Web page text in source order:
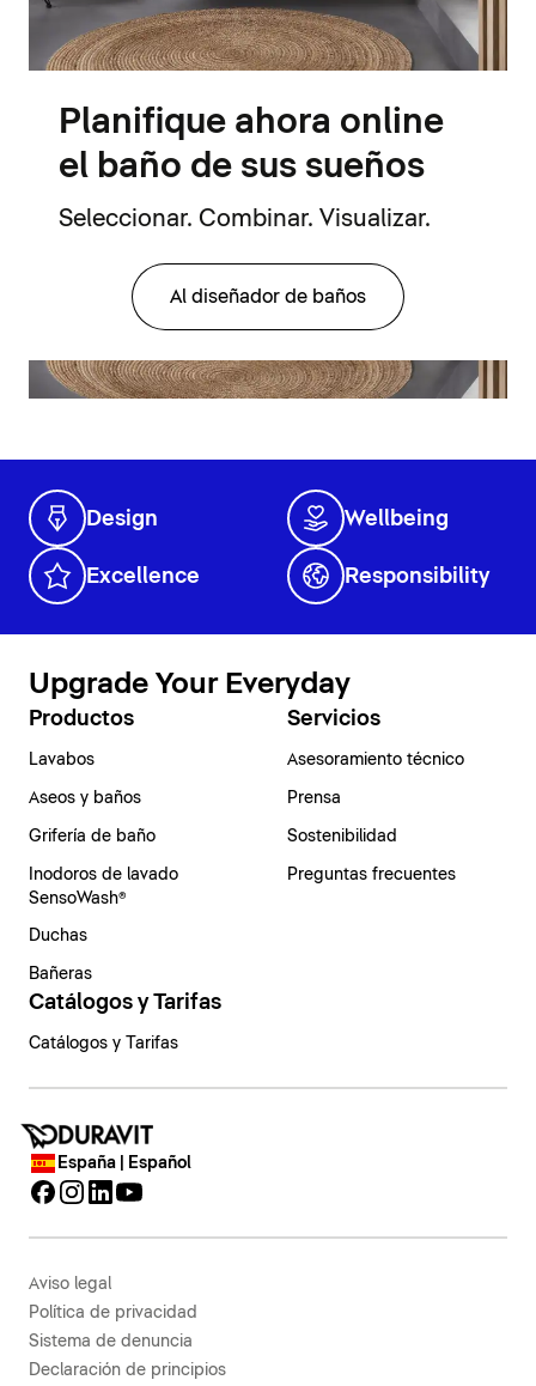
Planifique ahora online
el baño de sus sueños
Seleccionar. Combinar. Visualizar.
Al diseñador de baños
Design Wellbeing
Excellence Responsibility
Upgrade Your Everyday
Productos
Lavabos
Aseos y baños
Grifería de baño
Inodoros de lavado
SensoWash®
Duchas
Bañeras
Servicios
Asesoramiento técnico
Prensa
Sostenibilidad
Preguntas frecuentes
Catálogos y Tarifas
Catálogos y Tarifas
España | Español
Aviso legal
Política de privacidad
Sistema de denuncia
Declaración de principios